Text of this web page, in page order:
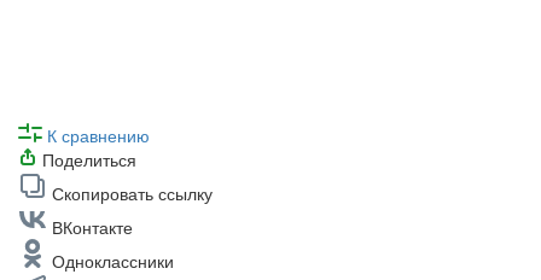
К сравнению
Поделиться
Скопировать ссылку
ВКонтакте
Одноклассники